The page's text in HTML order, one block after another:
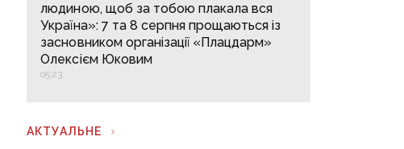
людиною, щоб за тобою плакала вся
Україна»: 7 та 8 серпня прощаються із
засновником організації «Плацдарм»
Олексієм Юковим
05:23
АКТУАЛЬНЕ